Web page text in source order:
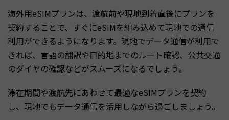
海外用eSIMプランは、渡航前や現地到着直後にプランを
契約することで、すぐにeSIMを組み込めて現地での通信
利用ができるようになります。現地でデータ通信が利用で
きれば、言語の翻訳や目的地までのルート確認、公共交通
のダイヤの確認などがスムーズになるでしょう。
滞在期間や渡航先にあわせて最適なeSIMプランを契約
し、現地でもデータ通信を活用しながら過ごしましょう。